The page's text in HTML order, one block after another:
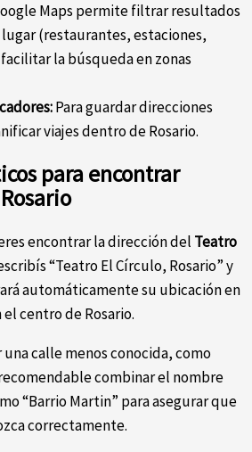
Maps permite filtrar resultados
(restaurantes, estaciones,
la búsqueda en zonas
Para guardar direcciones
viajes dentro de Rosario.
para encontrar
encontrar la dirección del Teatro
“Teatro El Círculo, Rosario” y
automáticamente su ubicación en
el centro de Rosario.
calle menos conocida, como
recomendable combinar el nombre
“Barrio Martin” para asegurar que
correctamente.